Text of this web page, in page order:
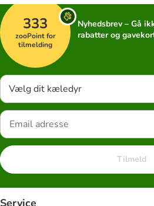
333
zooPoint for
tilmelding
Nyhedsbrev – Gå
rabatter og
Vælg dit kæledyr
Tilmeld
Service